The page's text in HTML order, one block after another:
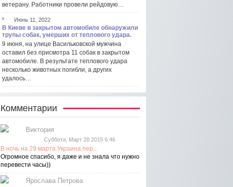
ветерану. Работники провели рейдовую…
Июнь 11, 2022
В Киеве в закрытом автомобиле обнаружили
трупы собак, умерших от теплового удара.
9 июня, на улице Васильковской мужчина
оставил без присмотра 11 собак в закрытом
автомобиле. В результате теплового удара
несколько животных погибли, а других
удалось…
Комментарии
Виктория
Суббота, Март 28 2015 6:46
В ночь на 29 марта Украина пер...
Огромное спасибо, я даже и не знала что нужно
перевести часы))
Ярослава Петрова